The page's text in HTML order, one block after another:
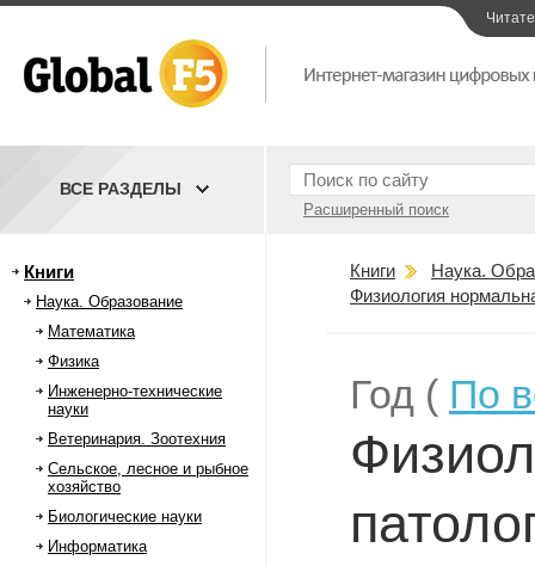
Расширенный поиск
ВСЕ РАЗДЕЛЫ
Книги
Наука. Образование
Математика
Физика
Инженерно-технические
науки
Ветеринария. Зоотехния
Сельское, лесное и рыбное
хозяйство
Биологические науки
Информатика
Книги
Наука.
Физиология
Год ( По